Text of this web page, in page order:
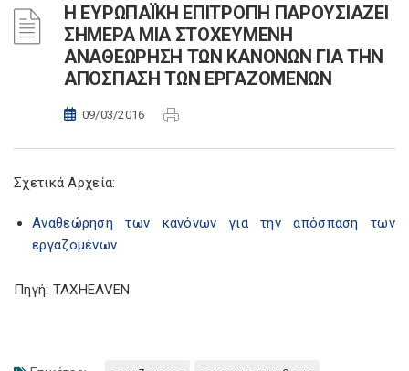
Η ΕΥΡΩΠΑΪΚΗ ΕΠΙΤΡΟΠΗ ΠΑΡΟΥΣΙΑΖΕΙ
ΣΗΜΕΡΑ ΜΙΑ ΣΤΟΧΕΥΜΕΝΗ
ΑΝΑΘΕΩΡΗΣΗ ΤΩΝ ΚΑΝΟΝΩΝ ΓΙΑ ΤΗΝ
ΑΠΟΣΠΑΣΗ ΤΩΝ ΕΡΓΑΖΟΜΕΝΩΝ
09/03/2016
Σχετικά Αρχεία:
Αναθεώρηση των κανόνων για την απόσπαση των
εργαζομένων
Πηγή: TAXHEAVEN